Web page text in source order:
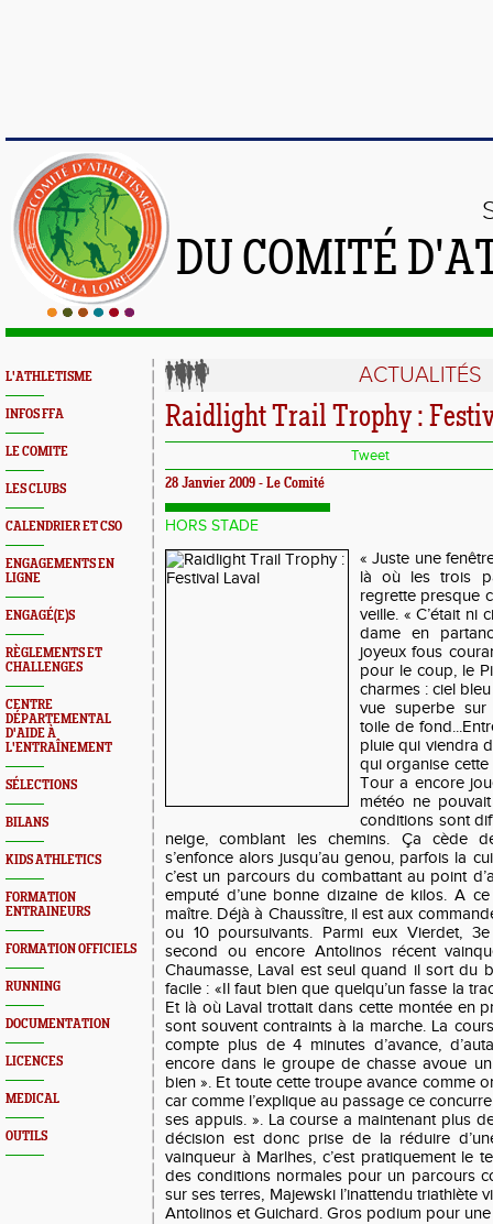
DU COMITÉ
L'ATHLETISME
INFOS FFA
LE COMITE
LES CLUBS
CALENDRIER ET CSO
ENGAGEMENTS EN
LIGNE
ENGAGÉ(E)S
RÈGLEMENTS ET
CHALLENGES
CENTRE
DÉPARTEMENTAL
D'AIDE À
L'ENTRAÎNEMENT
SÉLECTIONS
BILANS
KIDS ATHLETICS
FORMATION
ENTRAINEURS
FORMATION OFFICIELS
RUNNING
DOCUMENTATION
LICENCES
MEDICAL
OUTILS
ACTUALITÉS
Raidlight Trail Trophy :
Tweet
28 Janvier 2009 - Le Comité
HORS STADE
« Juste une
là où les trois
regrette presque
veille. « C’était ni
dame en
joyeux fous
pour le coup, le
charmes : ciel
vue superbe sur
toile de
pluie qui viendra
qui organise
Tour a encore
météo ne
conditions sont
neige, comblant les chemins. Ça cède
s’enfonce alors jusqu’au genou, parfois la
c’est un parcours du combattant au point
emputé d’une bonne dizaine de kilos. A
maître. Déjà à Chaussître, il est aux
ou 10 poursuivants. Parmi eux Vierdet,
second ou encore Antolinos récent
Chaumasse, Laval est seul quand il sort du
facile : «Il faut bien que quelqu’un fasse la
Et là où Laval trottait dans cette montée en
sont souvent contraints à la marche. La
compte plus de 4 minutes d’avance,
encore dans le groupe de chasse avoue
bien ». Et toute cette troupe avance comme
car comme l’explique au passage ce
ses appuis. ». La course a maintenant plus
décision est donc prise de la réduire
vainqueur à Marlhes, c’est pratiquement le
des conditions normales pour un parcours
sur ses terres, Majewski l’inattendu triathlète
Antolinos et Guichard. Gros podium pour